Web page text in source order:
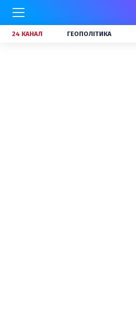
24 КАНАЛ ГЕОПОЛІТИКА